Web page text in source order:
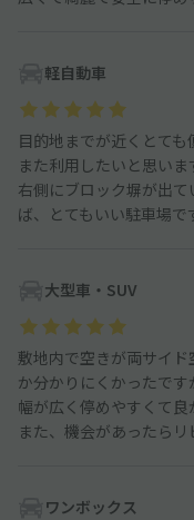
軽自動車
目的地までが近くとても
また利用したいと思いま
右側にブロック塀が出
ば、とてもいい駐車場で
大型車・SUV
敷地内で空きが両サイ
か分かりにくかったです
幅が広く停めやすくて良
また、機会があったらリ
ワンボックス